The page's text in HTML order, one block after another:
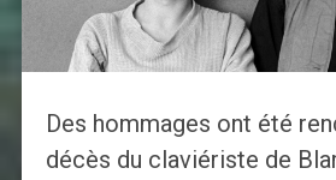
Des hommages ont été
décès du claviériste de